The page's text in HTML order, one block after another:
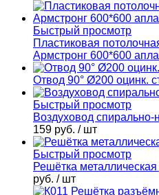
Быстрый просмотр
Пластиковая
Армстронг 600*600 апла
Отвод 90° Ø200 оцинк.
Быстрый просмотр
Воздуховод
159 руб. / шт
Быстрый просмотр
Решётка
руб. / шт